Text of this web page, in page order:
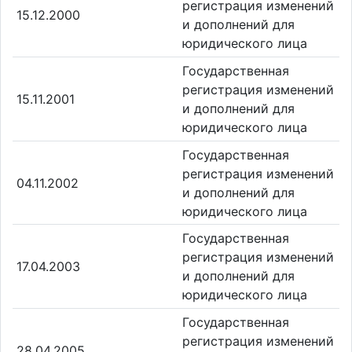
15.12.2000
регистрация изменений
и дополнений для
юридического лица
15.11.2001
Государственная
регистрация изменений
и дополнений для
юридического лица
04.11.2002
Государственная
регистрация изменений
и дополнений для
юридического лица
17.04.2003
Государственная
регистрация изменений
и дополнений для
юридического лица
Государственная
регистрация изменений